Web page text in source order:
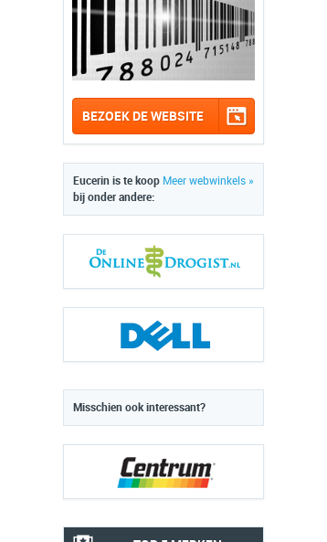
BEZOEK DE WEBSITE
Meer webwinkels »
Eucerin is te koop
bij onder andere:
Misschien ook interessant?